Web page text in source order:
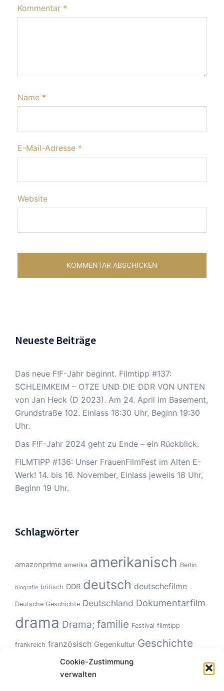
Cookie-Zustimmung
verwalten
Kommentar *
Name *
E-Mail-Adresse *
Website
Neueste Beiträge
Das neue F!F-Jahr beginnt. Filmtipp #137:
SCHLEIMKEIM – OTZE UND DIE DDR VON UNTEN
von Jan Heck (D 2023). Am 24. April im Basement,
Grundstraße 102. Einlass 18:30 Uhr, Beginn 19:30
Uhr.
Das F!F-Jahr 2024 geht zu Ende – ein Rückblick.
FILMTIPP #136: Unser FrauenFilmFest im Alten E-
Werk! 14. bis 16. November, Einlass jeweils 18 Uhr,
Beginn 19 Uhr.
Schlagwörter
amazonprime amerika amerikanisch Berlin
biografie britisch DDR deutsch deutschefilme
Deutsche Geschichte Deutschland Dokumentarfilm
drama Drama; familie Festival filmtipp
frankreich französisch Gegenkultur Geschichte
Geschlechterverhältnisse Hollywood
Kinoerlebnis